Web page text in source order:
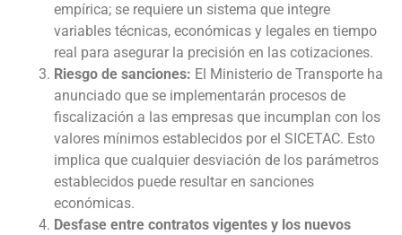
empírica; se requiere un sistema que integre
variables técnicas, económicas y legales en tiempo
real para asegurar la precisión en las cotizaciones.
Riesgo de sanciones: El Ministerio de Transporte ha
anunciado que se implementarán procesos de
fiscalización a las empresas que incumplan con los
valores mínimos establecidos por el SICETAC. Esto
implica que cualquier desviación de los parámetros
establecidos puede resultar en sanciones
económicas.
Desfase entre contratos vigentes y los nuevos